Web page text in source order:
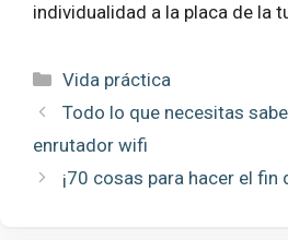
individualidad a la placa de la
Categorías
Vida práctica
Todo lo que necesitas
enrutador wifi
¡70 cosas para hacer el fin